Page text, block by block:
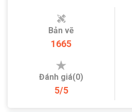
Bản vẽ
1665
Đánh giá(0)
5/5